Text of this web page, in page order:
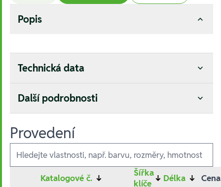
Popis
Technická data
Další podrobnosti
Provedení
Ausführungen
Katalogové č. ↓
Šířka
klíče ↓ Délka ↓
Cena